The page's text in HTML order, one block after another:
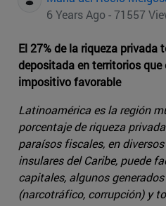
6 Years Ago - 71557
El 27% de la riqueza
depositada en territorios
impositivo favorable
Latinoamérica es la región
porcentaje de riqueza
paraísos fiscales, en
insulares del Caribe, puede
capitales, algunos
(narcotráfico, corrupción) y